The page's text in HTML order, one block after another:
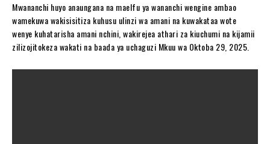
Mwananchi huyo anaungana na maelfu ya wananchi wengine ambao
wamekuwa wakisisitiza kuhusu ulinzi wa amani na kuwakataa wote
wenye kuhatarisha amani nchini, wakirejea athari za kiuchumi na kijamii
zilizojitokeza wakati na baada ya uchaguzi Mkuu wa Oktoba 29, 2025.